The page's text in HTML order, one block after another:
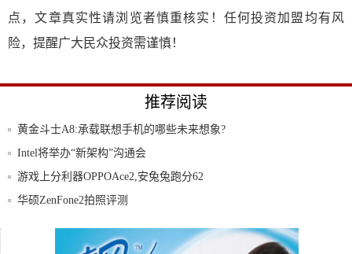
点，文章真实性请浏览者慎重核实！任何投资加盟均有风
险，提醒广大民众投资需谨慎！
推荐阅读
黄金斗士A8:承载联想手机的哪些未来想象?
Intel将举办“新架构”沟通会
游戏上分利器OPPOAce2,安兔兔跑分62
华硕ZenFone2拍照评测
荣耀V8还没发布?但该知道的都在这里了